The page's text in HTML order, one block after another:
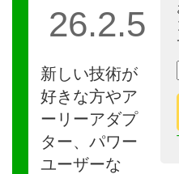
26.2.5
新しい技術が
好きな方やア
ーリーアダプ
ター、パワー
ユーザーな